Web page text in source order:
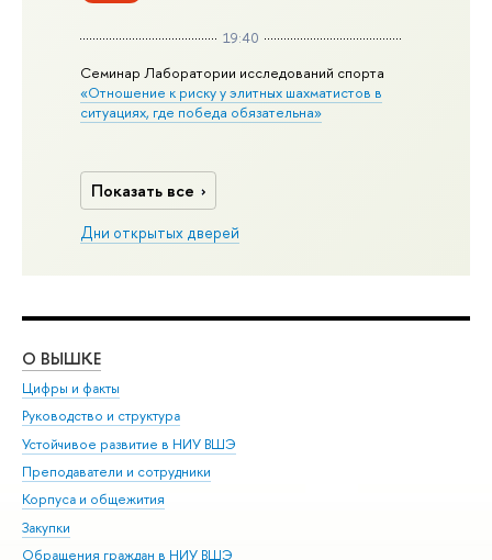
19:40
Семинар Лаборатории исследований спорта
«Отношение к риску у элитных шахматистов в
ситуациях, где победа обязательна»
Показать все
Дни открытых дверей
О ВЫШКЕ
Цифры и факты
Руководство и структура
Устойчивое развитие в НИУ ВШЭ
Преподаватели и сотрудники
Корпуса и общежития
Закупки
Обращения граждан в НИУ ВШЭ